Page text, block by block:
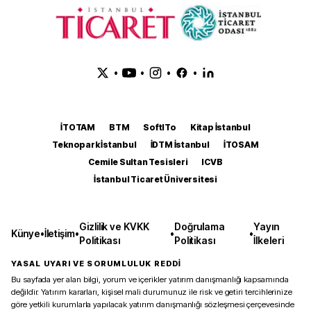
• • • •
İTOTAM BTM SoftITo
Kitap İstanbul
Teknopark İstanbul
İDTM İstanbul
İTOSAM
Cemile Sultan Tesisleri
ICVB
İstanbul Ticaret Üniversitesi
Künye•İletişim•
Gizlilik ve KVKK
Politikası
•
Doğrulama
Politikası
•
Yayın
İlkeleri
YASAL UYARI VE SORUMLULUK REDDİ
Bu sayfada yer alan bilgi, yorum ve içerikler yatırım danışmanlığı kapsamında
değildir. Yatırım kararları, kişisel mali durumunuz ile risk ve getiri tercihlerinize
göre yetkili kurumlarla yapılacak yatırım danışmanlığı sözleşmesi çerçevesinde